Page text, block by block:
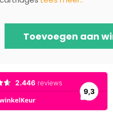
Toevoegen aan